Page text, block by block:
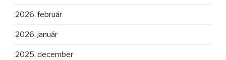
2026. február
2026. január
2025. december